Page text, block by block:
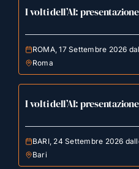
I volti dell’AI:
ROMA, 17 Settembre 2026
Roma
I volti dell’AI:
BARI, 24 Settembre 2026
Bari